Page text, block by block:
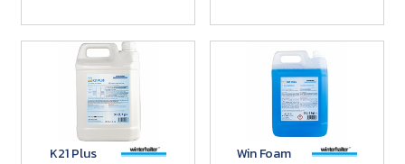
K21 Plus Win Foam